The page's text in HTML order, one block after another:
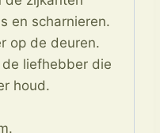
en scharnieren.
op de deuren.
liefhebber die
houd.